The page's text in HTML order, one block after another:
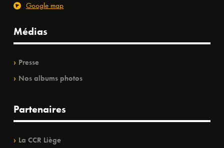
Google map
Médias
Presse
Nos albums photos
Partenaires
La CCR Liège